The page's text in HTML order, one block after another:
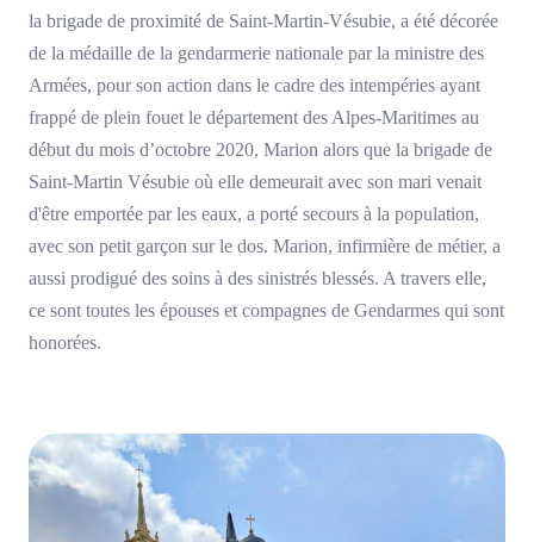
la brigade de proximité de Saint-Martin-Vésubie, a été décorée
de la médaille de la gendarmerie nationale par la ministre des
Armées, pour son action dans le cadre des intempéries ayant
frappé de plein fouet le département des Alpes-Maritimes au
début du mois d’octobre 2020, Marion alors que la brigade de
Saint-Martin Vésubie où elle demeurait avec son mari venait
d'être emportée par les eaux, a porté secours à la population,
avec son petit garçon sur le dos. Marion, infirmière de métier, a
aussi prodigué des soins à des sinistrés blessés. A travers elle,
ce sont toutes les épouses et compagnes de Gendarmes qui sont
honorées.